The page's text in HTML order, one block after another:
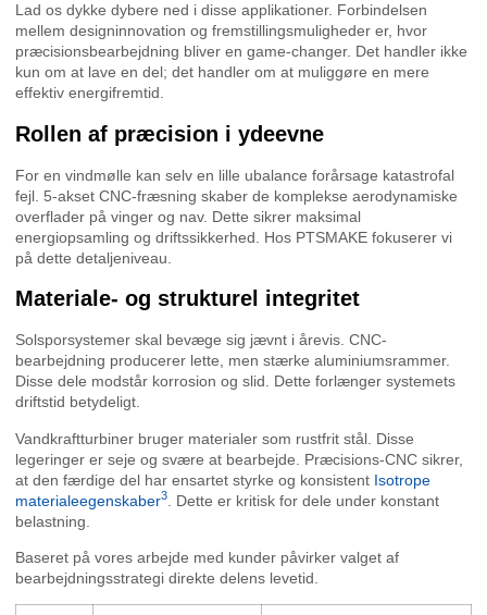
Lad os dykke dybere ned i disse applikationer. Forbindelsen
mellem designinnovation og fremstillingsmuligheder er, hvor
præcisionsbearbejdning bliver en game-changer. Det handler ikke
kun om at lave en del; det handler om at muliggøre en mere
effektiv energifremtid.
Rollen af præcision i ydeevne
For en vindmølle kan selv en lille ubalance forårsage katastrofal
fejl. 5-akset CNC-fræsning skaber de komplekse aerodynamiske
overflader på vinger og nav. Dette sikrer maksimal
energiopsamling og driftssikkerhed. Hos PTSMAKE fokuserer vi
på dette detaljeniveau.
Materiale- og strukturel integritet
Solsporsystemer skal bevæge sig jævnt i årevis. CNC-
bearbejdning producerer lette, men stærke aluminiumsrammer.
Disse dele modstår korrosion og slid. Dette forlænger systemets
driftstid betydeligt.
Vandkraftturbiner bruger materialer som rustfrit stål. Disse
legeringer er seje og svære at bearbejde. Præcisions-CNC sikrer,
at den færdige del har ensartet styrke og konsistent Isotrope
materialeegenskaber3
. Dette er kritisk for dele under konstant
belastning.
Baseret på vores arbejde med kunder påvirker valget af
bearbejdningsstrategi direkte delens levetid.